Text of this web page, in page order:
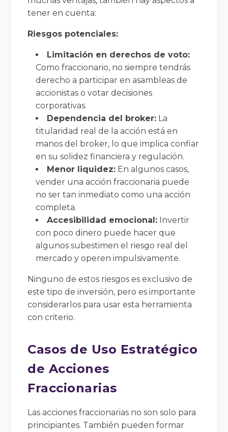
tener en cuenta:
Riesgos potenciales:
Limitación en derechos de voto:
Como fraccionario, no siempre tendrás
derecho a participar en asambleas de
accionistas o votar decisiones
corporativas.
Dependencia del broker: La
titularidad real de la acción está en
manos del broker, lo que implica confiar
en su solidez financiera y regulación.
Menor liquidez: En algunos casos,
vender una acción fraccionaria puede
no ser tan inmediato como una acción
completa.
Accesibilidad emocional: Invertir
con poco dinero puede hacer que
algunos subestimen el riesgo real del
mercado y operen impulsivamente.
Ninguno de estos riesgos es exclusivo de
este tipo de inversión, pero es importante
considerarlos para usar esta herramienta
con criterio.
Casos de Uso Estratégico
de Acciones
Fraccionarias
Las acciones fraccionarias no son solo para
principiantes. También pueden formar